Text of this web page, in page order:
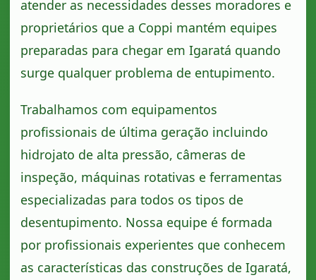
atender as necessidades desses moradores e
proprietários que a Coppi mantém equipes
preparadas para chegar em Igaratá quando
surge qualquer problema de entupimento.
Trabalhamos com equipamentos
profissionais de última geração incluindo
hidrojato de alta pressão, câmeras de
inspeção, máquinas rotativas e ferramentas
especializadas para todos os tipos de
desentupimento. Nossa equipe é formada
por profissionais experientes que conhecem
as características das construções de Igaratá,